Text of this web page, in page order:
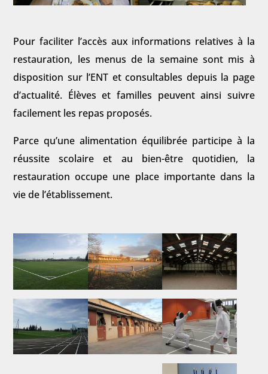
Pour faciliter l’accès aux informations relatives à la
restauration, les menus de la semaine sont mis à
disposition sur l’ENT et consultables depuis la page
d’actualité. Élèves et familles peuvent ainsi suivre
facilement les repas proposés.
Parce qu’une alimentation équilibrée participe à la
réussite scolaire et au bien-être quotidien, la
restauration occupe une place importante dans la
vie de l’établissement.